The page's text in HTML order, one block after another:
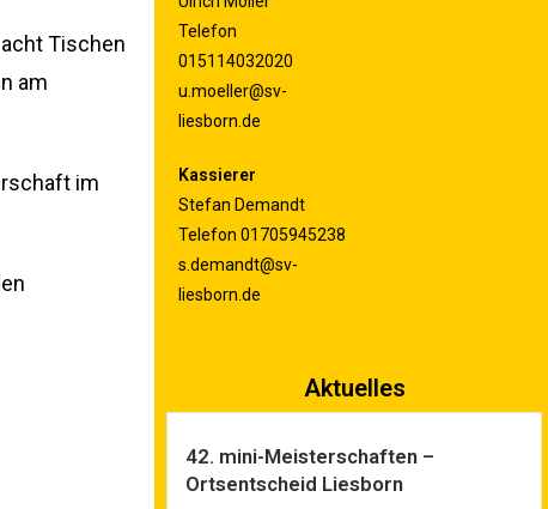
Tischen
am
im
Telefon
015114032020
u.moeller@sv-
liesborn.de
Kassierer
Stefan Demandt
Telefon 01705945238
s.demandt@sv-
liesborn.de
Aktuelles
42. mini-Meisterschaften –
Ortsentscheid Liesborn